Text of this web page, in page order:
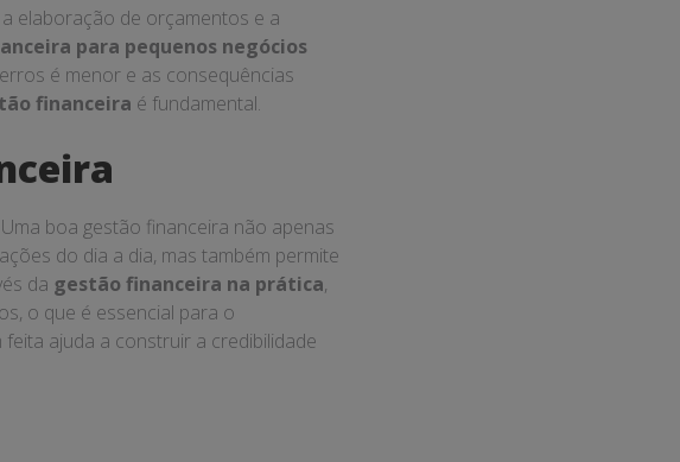
e
monitoramento das finanças de
qualquer negócio. Neste post, você